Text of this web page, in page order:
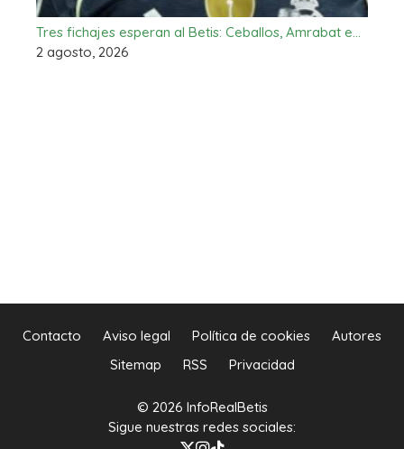
Tres fichajes esperan al Betis: Ceballos, Amrabat e…
2 agosto, 2026
Contacto Aviso legal Política de cookies
Autores
Sitemap
RSS Privacidad
© 2026 InfoRealBetis
Sigue nuestras redes sociales: